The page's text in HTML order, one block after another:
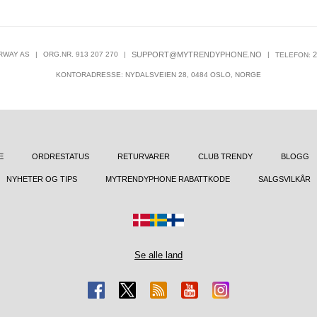
AS | ORG.NR. 913 207 270 | SUPPORT@MYTRENDYPHONE.NO | TELEFON:
KONTORADRESSE: NYDALSVEIEN 28, 0484 OSLO, NORGE
ORDRESTATUS RETURVARER CLUB TRENDY BLOGG
NYHETER OG TIPS MYTRENDYPHONE RABATTKODE SALGSVILKÅR
Se alle land